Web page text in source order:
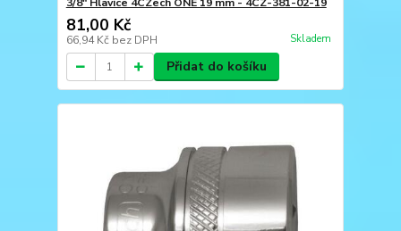
3/8" Hlavice 4CZech ONE 19 mm - 4CZ-381-02-19
81,00 Kč
66,94 Kč bez DPH Skladem
Přidat do košíku